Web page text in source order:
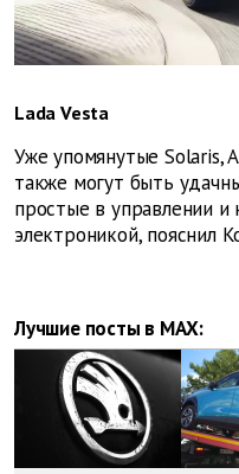
Lada Vesta
Уже упомянутые Solaris,
также могут быть
простые в управлении
электроникой, пояснил
Лучшие посты в MAX: